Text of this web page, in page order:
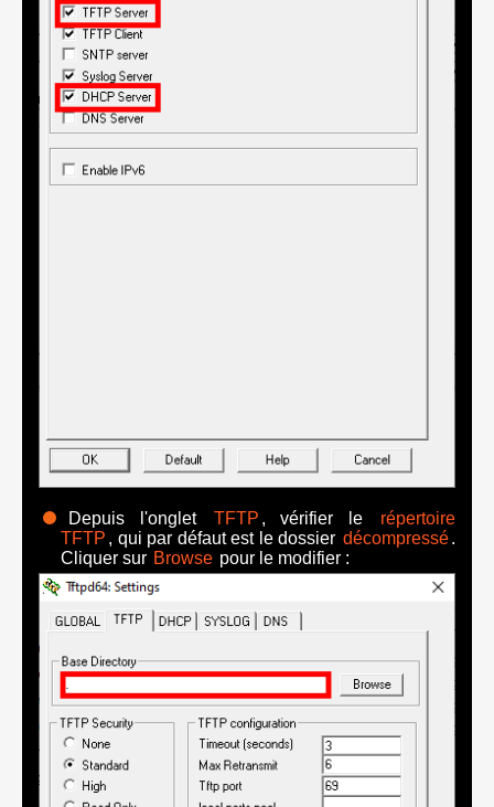
Depuis l'onglet TFTP , vérifier le
répertoire
TFTP , qui par défaut est le dossier décompressé.
Cliquer sur Browse pour le modifier :